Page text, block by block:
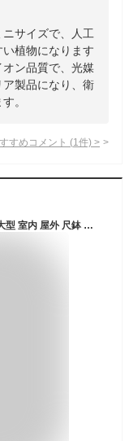
サイズで、人工
植物になります
ン品質で、光媒
製品になり、衛
。
すめコメント (1 件) >
【観葉】『籐カゴ・受皿付き』 観葉植物 10号 大型 室内 屋外 尺鉢 好きな種類選べる 開店祝い インテリア リビング飾り お祝い 鉢物 人気商品